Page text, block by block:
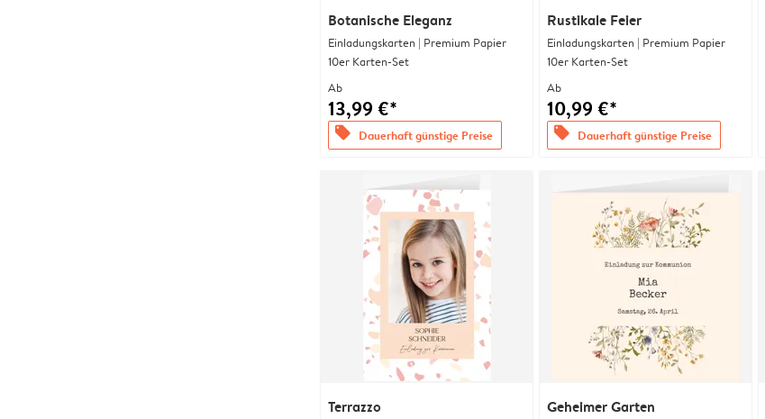
Botanische Eleganz
Einladungskarten | Premium Papier
10er Karten-Set
Ab
13,99 €*
offers Dauerhaft günstige Preise
Rustikale Feier
Einladungskarten | Premium Papier
10er Karten-Set
Ab
10,99 €*
offers Dauerhaft günstige Preise
Terrazzo Geheimer Garten